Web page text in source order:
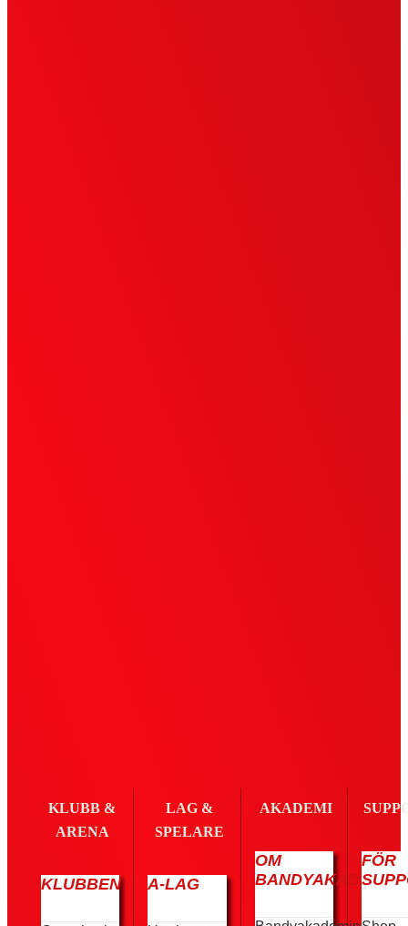
KLUBB &
ARENA
KLUBBEN
LAG &
SPELARE
A-LAG
AKADEMI
OM
BANDYAKADEMIN
FÖR